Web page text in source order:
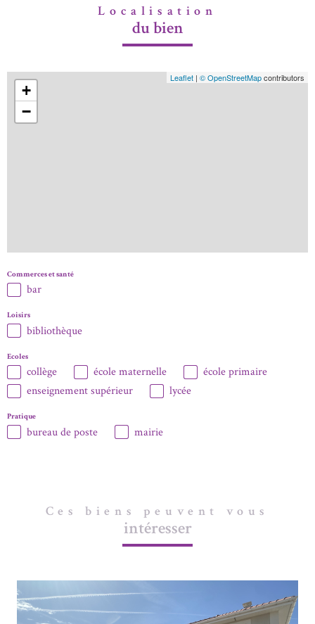
Localisation
du bien
+
−
Leaflet | © OpenStreetMapcontributors
Commerces et santé
bar
Loisirs
bibliothèque
Ecoles
collège école maternelle
école primaire
enseignement supérieur
lycée
Pratique
bureau de poste mairie
Ces biens peuvent vous
intéresser